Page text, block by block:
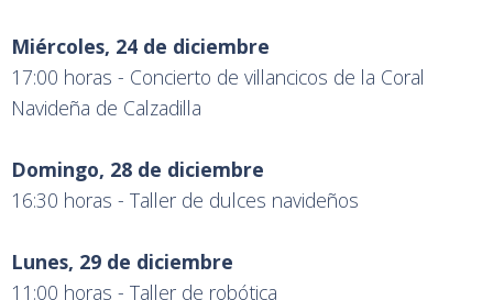
Miércoles, 24 de diciembre
17:00 horas - Concierto de villancicos de la Coral
Navideña de Calzadilla
Domingo, 28 de diciembre
16:30 horas - Taller de dulces navideños
Lunes, 29 de diciembre
11:00 horas - Taller de robótica